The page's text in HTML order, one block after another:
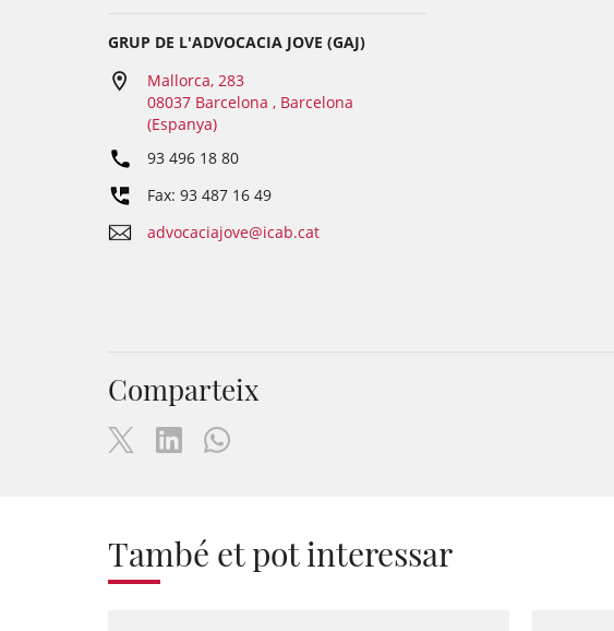
GRUP DE L'ADVOCACIA JOVE (GAJ)
Mallorca, 283
08037 Barcelona , Barcelona
(Espanya)
93 496 18 80
Fax: 93 487 16 49
advocaciajove@icab.cat
Comparteix
També et pot interessar